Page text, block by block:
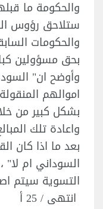
والحكومة ما
ستلاحق رؤوس
والحكومات
بحق مسؤولين
وأوضح ان"
اموالهم
بشكل كبير من
واعادة تلك
بعد ما اذا كان
السوداني ام
التسوية سيتم
انتهى / 25 أ